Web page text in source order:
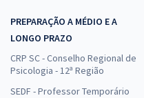
PREPARAÇÃO A MÉDIO E A
LONGO PRAZO
CRP SC - Conselho Regional de
Psicologia - 12ª Região
SEDF - Professor Temporário